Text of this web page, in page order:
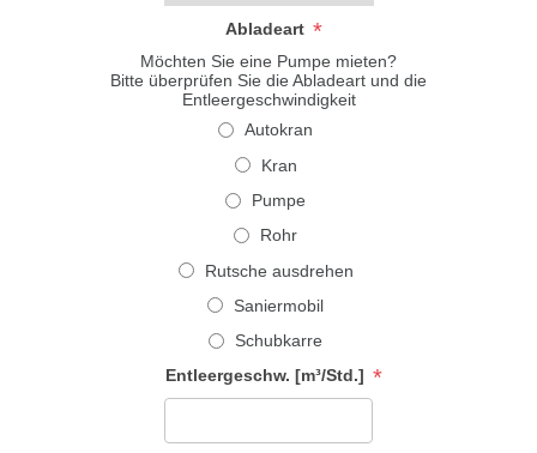
Abladeart *
Möchten Sie eine Pumpe mieten?
Bitte überprüfen Sie die Abladeart und die
Entleergeschwindigkeit
Autokran
Kran
Pumpe
Rohr
Rutsche ausdrehen
Saniermobil
Schubkarre
Entleergeschw. [m³/Std.] *